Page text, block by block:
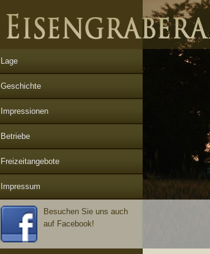
Besuchen Sie uns auch
auf Facebook!
Lage
Geschichte
Impressionen
Betriebe
Freizeitangebote
Impressum